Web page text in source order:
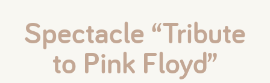
Spectacle “Tribute
to Pink Floyd”